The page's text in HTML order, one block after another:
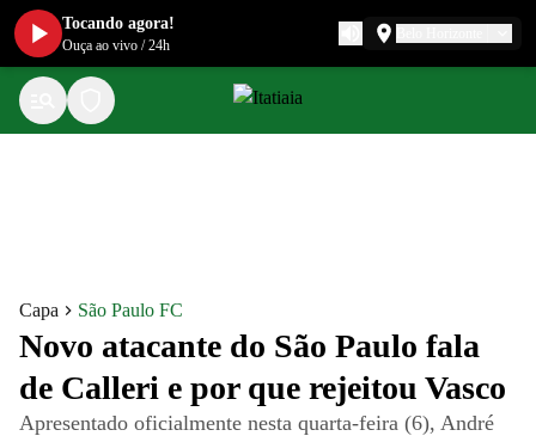
Capa São Paulo FC
Novo atacante do São Paulo fala
de Calleri e por que rejeitou Vasco
Apresentado oficialmente nesta quarta-feira (6), André
Tocando agora!
Ouça ao vivo /24h